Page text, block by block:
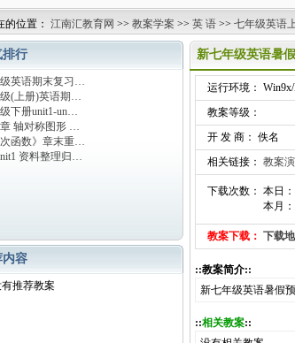
的位置： 江南汇教育网 >> 教案学案 >> 英 语 >> 七年级英语
排行
英语期末复习…
(上册)英语期…
下册unit1-un…
轴对称图形 …
次函数》章末重…
资料整理归…
内容
推荐教案
新七年级英语暑
运行环境： Win9x/
教案等级：
开 发 商： 佚名
相关链接： 教案
下载次数： 本日
本月：
教案下载： 下载
::教案简介::
新七年级英语暑假
::相关教案::